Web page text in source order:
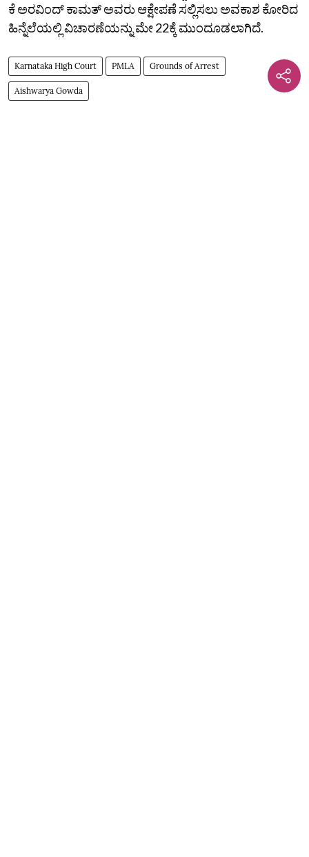
ಕೆ ಅರವಿಂದ್‌ ಕಾಮತ್‌ ಅವರು ಆಕ್ಷೇಪಣೆ ಸಲ್ಲಿಸಲು ಅವಕಾಶ ಕೋರಿದ
ಹಿನ್ನೆಲೆಯಲ್ಲಿ ವಿಚಾರಣೆಯನ್ನು ಮೇ 22ಕ್ಕೆ ಮುಂದೂಡಲಾಗಿದೆ.
Karnataka High Court PMLA Grounds of Arrest
Aishwarya Gowda